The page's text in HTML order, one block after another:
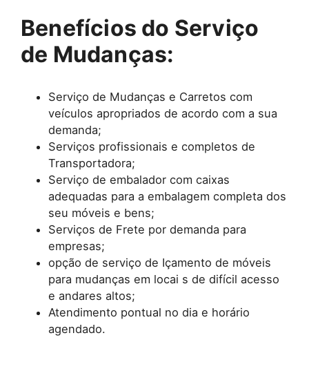
Benefícios do Serviço
de Mudanças:
Serviço de Mudanças e Carretos com
veículos apropriados de acordo com a sua
demanda;
Serviços profissionais e completos de
Transportadora;
Serviço de embalador com caixas
adequadas para a embalagem completa dos
seu móveis e bens;
Serviços de Frete por demanda para
empresas;
opção de serviço de Içamento de móveis
para mudanças em locai s de difícil acesso
e andares altos;
Atendimento pontual no dia e horário
agendado.